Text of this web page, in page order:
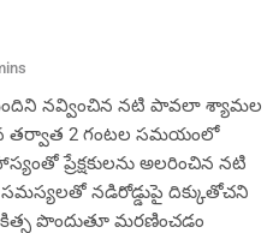
నవ్వించిన నటి పావలా శ్యామల
తర్వాత 2 గంటల సమయంలో
ప్రేక్షకులను అలరించిన నటి
సమస్యలతో నడిరోడ్డుపై దిక్కుతోచని
పొందుతూ మరణించడం